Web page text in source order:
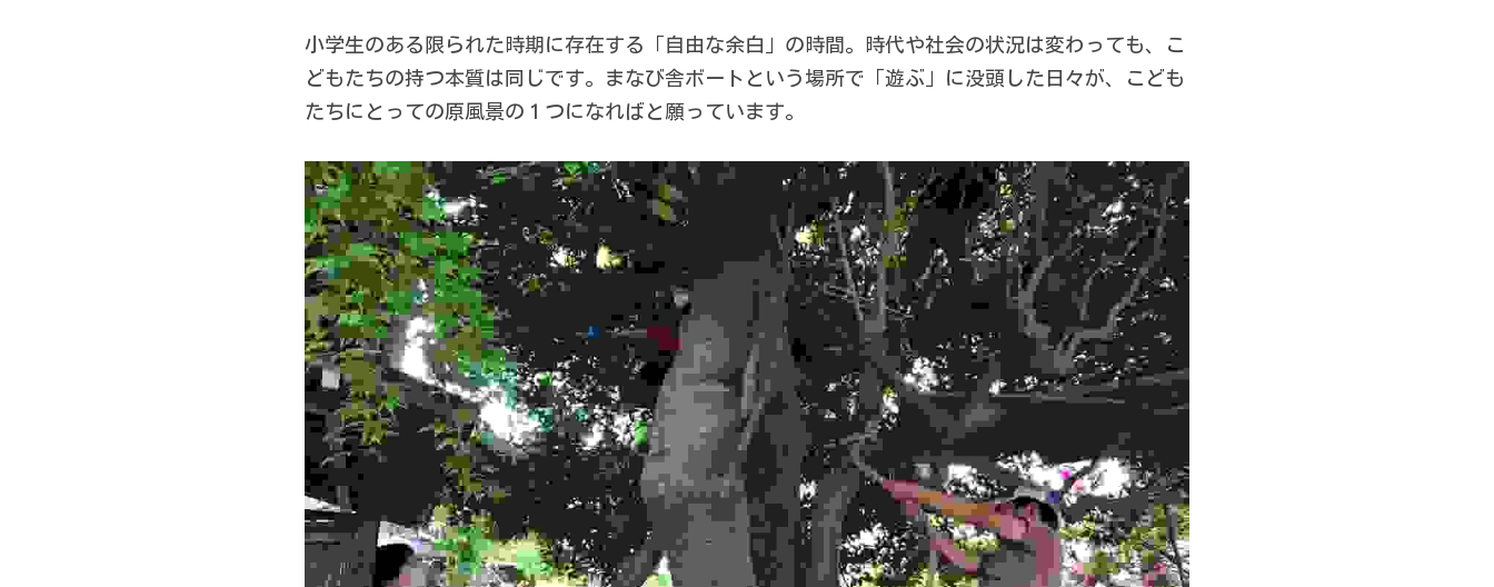
小学生のある限られた時期に存在する「自由な余白」の時間。時代や社会の状況は変わっても、こ
どもたちの持つ本質は同じです。まなび舎ボートという場所で「遊ぶ」に没頭した日々が、こども
たちにとっての原風景の１つになればと願っています。